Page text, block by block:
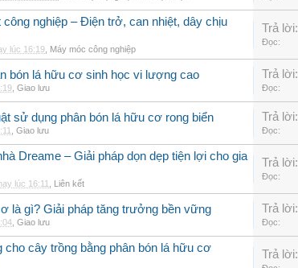
công nghiệp – Điện trở, can nhiệt, dây chịu
lúc 16:19 Máy móc công nghiệp
Trả lời:
Đọc:
bón lá hữu cơ sinh học vi lượng cao
Giao lưu
Trả lời:
Đọc:
sử dụng phân bón lá hữu cơ rong biển
Giao lưu
Trả lời:
Đọc:
Dreame – Giải pháp dọn dẹp tiện lợi cho gia
lúc 16:11 Liên kết
Trả lời:
Đọc:
là gì? Giải pháp tăng trưởng bền vững
Giao lưu
Trả lời:
Đọc:
cho cây trồng bằng phân bón lá hữu cơ
Trả lời: